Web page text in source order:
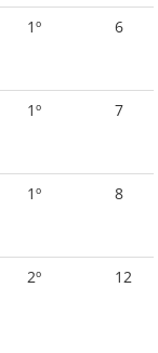
1º 6
1º 7
1º 8
2º 12